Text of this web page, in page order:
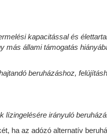
kapacitással és
állami támogatás
beruházáshoz,
irányuló
ha az adózó alternatív